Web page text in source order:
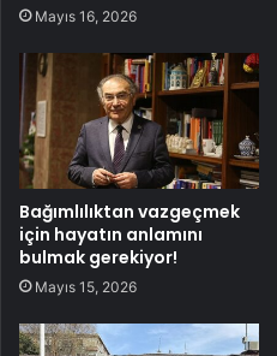
Mayıs 16, 2026
Bağımlılıktan vazgeçmek
için hayatın anlamını
bulmak gerekiyor!
Mayıs 15, 2026